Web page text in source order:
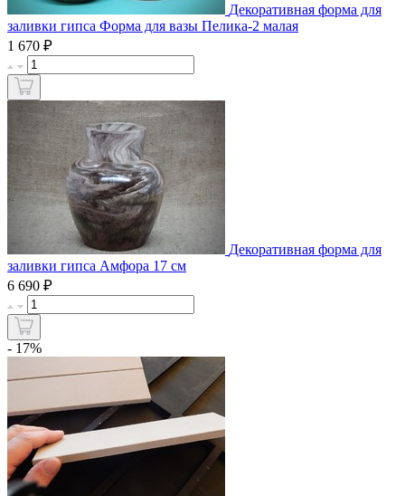
Декоративная форма для
заливки гипса Форма для вазы Пелика-2 малая
1 670 ₽
Декоративная форма для
заливки гипса Амфора 17 см
6 690 ₽
- 17%